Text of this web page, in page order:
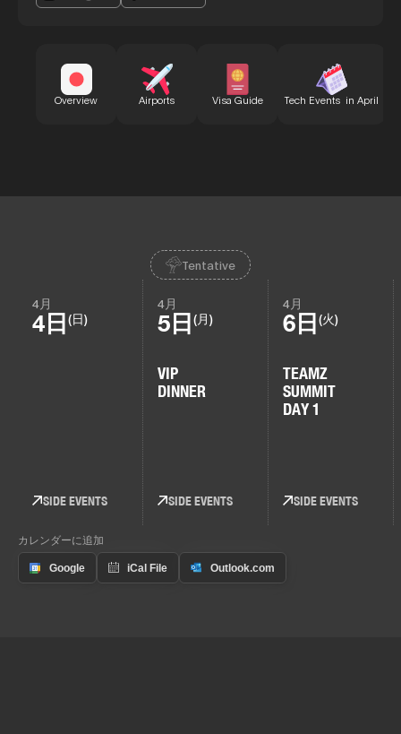
Overview Airports Visa Guide Tech Events in April
Tentative
4月
4日 (日)
SIDE EVENTS
4月
5日 (月)
VIP
DINNER
SIDE EVENTS
4月
6日 (火)
TEAMZ
SUMMIT
DAY 1
SIDE EVENTS
カレンダーに追加